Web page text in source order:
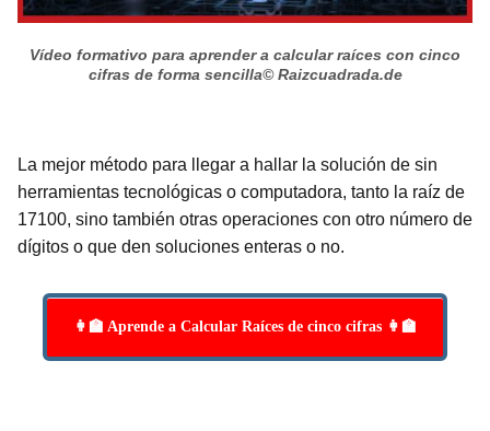
Vídeo formativo para aprender a calcular raíces con cinco
cifras de forma sencilla© Raizcuadrada.de
La mejor método para llegar a hallar la solución de sin
herramientas tecnológicas o computadora, tanto la raíz de
17100, sino también otras operaciones con otro número de
dígitos o que den soluciones enteras o no.
👩‍🏫 Aprende a Calcular Raíces de cinco cifras 👩‍🏫